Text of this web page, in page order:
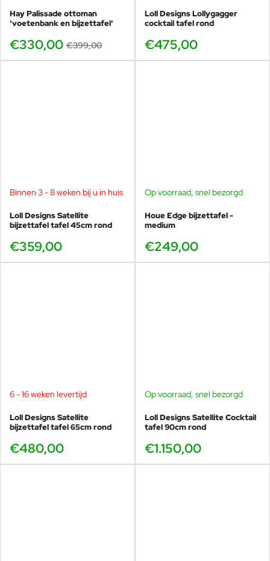
Hay Palissade ottoman
'voetenbank en bijzettafel'
€330,00 €399,00
Loll Designs Lollygagger
cocktail tafel rond
€475,00
Binnen 3 - 8 weken bij u in huis
Loll Designs Satellite
bijzettafel tafel 45cm rond
€359,00
Op voorraad, snel bezorgd
Houe Edge bijzettafel -
medium
€249,00
6 - 16 weken levertijd
Loll Designs Satellite
bijzettafel tafel 65cm rond
€480,00
Op voorraad, snel bezorgd
Loll Designs Satellite Cocktail
tafel 90cm rond
€1.150,00